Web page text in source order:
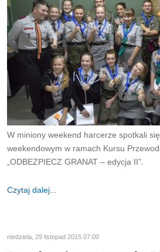
W miniony weekend harcerze spotkali
weekendowym w ramach Kursu
„ODBEZPIECZ GRANAT – edycja II”.
Czytaj dalej...
niedziela, 29 listopad 2015 07:00